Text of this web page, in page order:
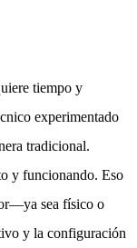
tiempo y
experimentado
tradicional.
y funcionando. Eso
sea físico o
y la configuración